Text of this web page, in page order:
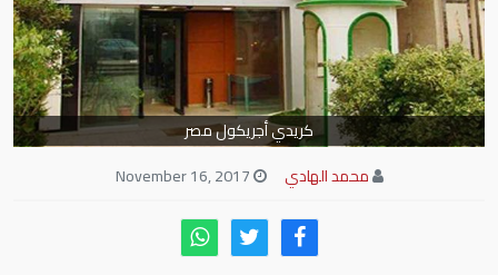
كريدي أجريكول مصر
محمد الهادي